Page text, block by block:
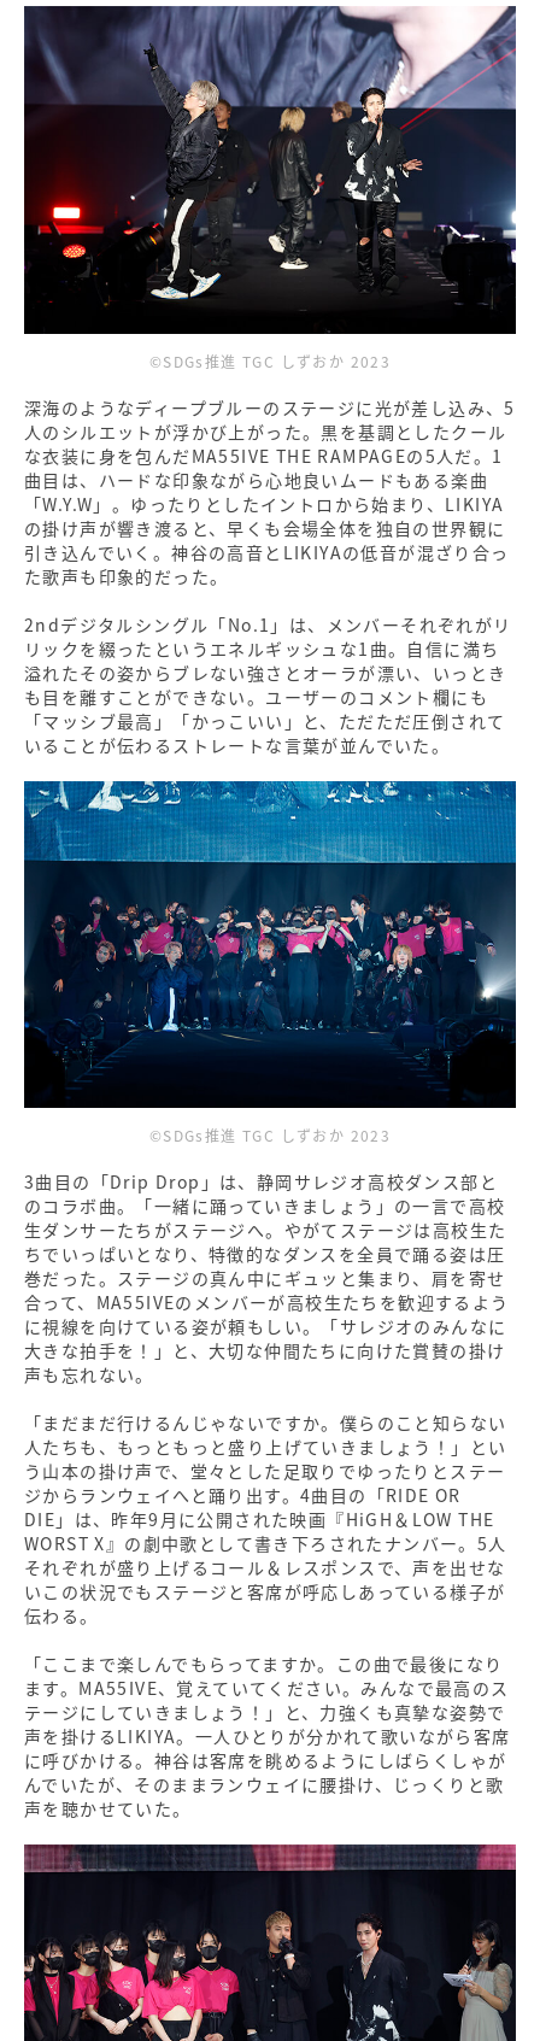
©SDGs推進 TGC しずおか 2023
深海のようなディープブルーのステージに光が差し込み、5
人のシルエットが浮かび上がった。黒を基調としたクール
な衣装に身を包んだMA55IVE THE RAMPAGEの5人だ。1
曲目は、ハードな印象ながら心地良いムードもある楽曲
「W.Y.W」。ゆったりとしたイントロから始まり、LIKIYA
の掛け声が響き渡ると、早くも会場全体を独自の世界観に
引き込んでいく。神谷の高音とLIKIYAの低音が混ざり合っ
た歌声も印象的だった。
2ndデジタルシングル「No.1」は、メンバーそれぞれがリ
リックを綴ったというエネルギッシュな1曲。自信に満ち
溢れたその姿からブレない強さとオーラが漂い、いっとき
も目を離すことができない。ユーザーのコメント欄にも
「マッシブ最高」「かっこいい」と、ただただ圧倒されて
いることが伝わるストレートな言葉が並んでいた。
©SDGs推進 TGC しずおか 2023
3曲目の「Drip Drop」は、静岡サレジオ高校ダンス部と
のコラボ曲。「一緒に踊っていきましょう」の一言で高校
生ダンサーたちがステージへ。やがてステージは高校生た
ちでいっぱいとなり、特徴的なダンスを全員で踊る姿は圧
巻だった。ステージの真ん中にギュッと集まり、肩を寄せ
合って、MA55IVEのメンバーが高校生たちを歓迎するよう
に視線を向けている姿が頼もしい。「サレジオのみんなに
大きな拍手を！」と、大切な仲間たちに向けた賞賛の掛け
声も忘れない。
「まだまだ行けるんじゃないですか。僕らのこと知らない
人たちも、もっともっと盛り上げていきましょう！」とい
う山本の掛け声で、堂々とした足取りでゆったりとステー
ジからランウェイへと踊り出す。4曲目の「RIDE OR
DIE」は、昨年9月に公開された映画『HiGH＆LOW THE
WORST X』の劇中歌として書き下ろされたナンバー。5人
それぞれが盛り上げるコール＆レスポンスで、声を出せな
いこの状況でもステージと客席が呼応しあっている様子が
伝わる。
「ここまで楽しんでもらってますか。この曲で最後になり
ます。MA55IVE、覚えていてください。みんなで最高のス
テージにしていきましょう！」と、力強くも真摯な姿勢で
声を掛けるLIKIYA。一人ひとりが分かれて歌いながら客席
に呼びかける。神谷は客席を眺めるようにしばらくしゃが
んでいたが、そのままランウェイに腰掛け、じっくりと歌
声を聴かせていた。